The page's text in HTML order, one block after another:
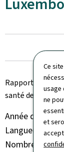
Ce
usage
ne
et
Rapport
santé des
Année de
Langue(s)
Nombre de